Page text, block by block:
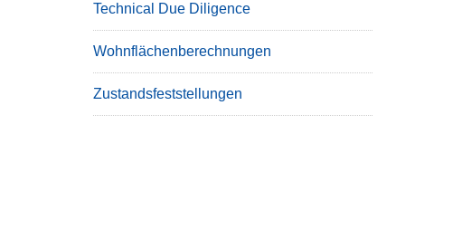
Technical Due Diligence
Wohnflächenberechnungen
Zustandsfeststellungen